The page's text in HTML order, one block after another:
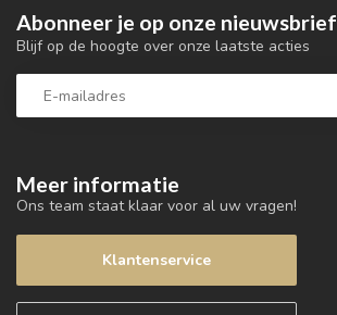
Meer informatie
Ons team staat klaar voor al uw vragen!
Klantenservice
Abonneer je op onze nieuwsbrief
Blijf op de hoogte over onze laatste acties